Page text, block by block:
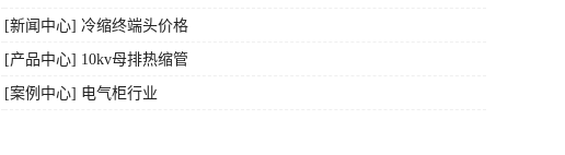
[新闻中心] 冷缩终端头价格
[产品中心] 10kv母排热缩管
[案例中心] 电气柜行业